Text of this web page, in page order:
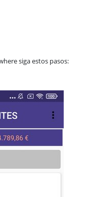
siga estos pasos: